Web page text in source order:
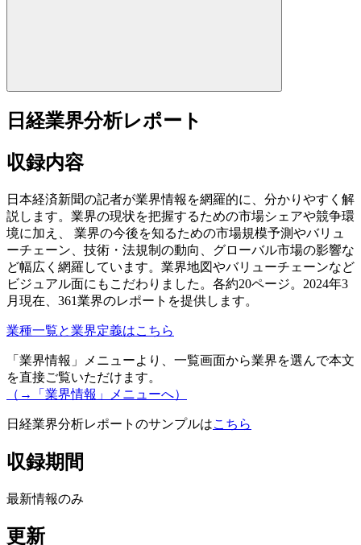
日経業界分析レポート
収録内容
日本経済新聞の記者が業界情報を網羅的に、分かりやすく解
説します。業界の現状を把握するための市場シェアや競争環
境に加え、 業界の今後を知るための市場規模予測やバリュ
ーチェーン、技術・法規制の動向、グローバル市場の影響な
ど幅広く網羅しています。業界地図やバリューチェーンなど
ビジュアル面にもこだわりました。各約20ページ。2024年3
月現在、361業界のレポートを提供します。
業種一覧と業界定義はこちら
「業界情報」メニューより、一覧画面から業界を選んで本文
を直接ご覧いただけます。
（→「業界情報」メニューへ）
日経業界分析レポートのサンプルはこちら
収録期間
最新情報のみ
更新